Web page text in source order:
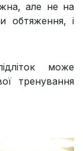
але не на
обтяження, і
може
тренування